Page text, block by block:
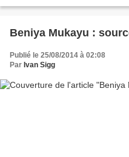
Beniya Mukayu :
Publié le 25/08/2014 à 02:08
Par Ivan Sigg